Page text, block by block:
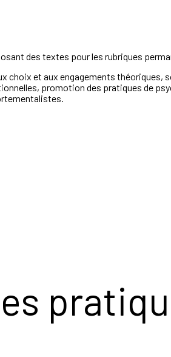
des textes pour les rubriques
choix et aux engagements
promotion des pratiques de